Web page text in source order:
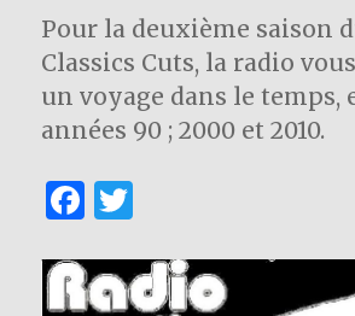
Pour la deuxième saison
Classics Cuts, la radio
un voyage dans le temps,
années 90 ; 2000 et 2010.
F
c it